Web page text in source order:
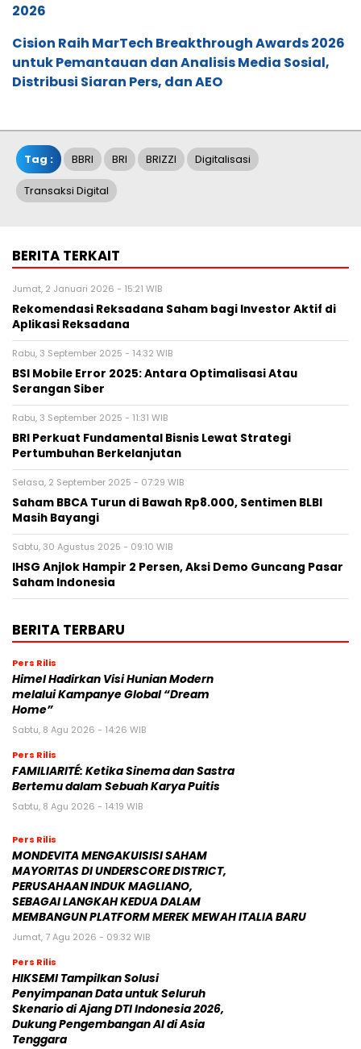
2026
Cision Raih MarTech Breakthrough Awards 2026
untuk Pemantauan dan Analisis Media Sosial,
Distribusi Siaran Pers, dan AEO
Tag : BBRI BRI BRIZZI Digitalisasi
Transaksi Digital
BERITA TERKAIT
Jumat, 2 Januari 2026 - 15:21 WIB
Rekomendasi Reksadana Saham bagi Investor Aktif di
Aplikasi Reksadana
Rabu, 3 September 2025 - 14:32 WIB
BSI Mobile Error 2025: Antara Optimalisasi Atau
Serangan Siber
Rabu, 3 September 2025 - 11:31 WIB
BRI Perkuat Fundamental Bisnis Lewat Strategi
Pertumbuhan Berkelanjutan
Selasa, 2 September 2025 - 07:29 WIB
Saham BBCA Turun di Bawah Rp8.000, Sentimen BLBI
Masih Bayangi
Sabtu, 30 Agustus 2025 - 09:10 WIB
IHSG Anjlok Hampir 2 Persen, Aksi Demo Guncang Pasar
Saham Indonesia
BERITA TERBARU
Pers Rilis
Himel Hadirkan Visi Hunian Modern
melalui Kampanye Global “Dream
Home”
Sabtu, 8 Agu 2026 - 14:26 WIB
Pers Rilis
FAMILIARITÉ: Ketika Sinema dan Sastra
Bertemu dalam Sebuah Karya Puitis
Sabtu, 8 Agu 2026 - 14:19 WIB
Pers Rilis
MONDEVITA MENGAKUISISI SAHAM
MAYORITAS DI UNDERSCORE DISTRICT,
PERUSAHAAN INDUK MAGLIANO,
SEBAGAI LANGKAH KEDUA DALAM
MEMBANGUN PLATFORM MEREK MEWAH ITALIA BARU
Jumat, 7 Agu 2026 - 09:32 WIB
Pers Rilis
HIKSEMI Tampilkan Solusi
Penyimpanan Data untuk Seluruh
Skenario di Ajang DTI Indonesia 2026,
Dukung Pengembangan AI di Asia
Tenggara